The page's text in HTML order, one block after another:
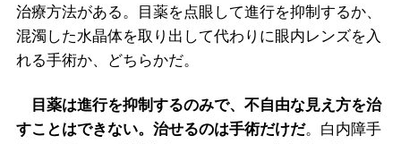
治療方法がある。目薬を点眼して進行を抑制するか、
混濁した水晶体を取り出して代わりに眼内レンズを入
れる手術か、どちらかだ。
目薬は進行を抑制するのみで、不自由な見え方を治
すことはできない。治せるのは手術だけだ。白内障手